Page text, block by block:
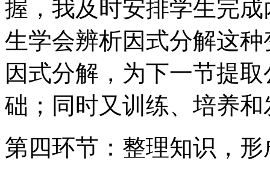
握，我及时安排学生完
生学会辨析因式分解这
因式分解，为下一节提
础；同时又训练、培养
第四环节：整理知识，形